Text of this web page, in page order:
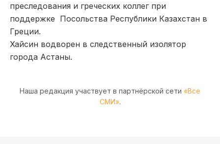
преследования и греческих коллег при
поддержке Посольства Республики Казахстан в
Греции.
Хайсин водворен в следственный изолятор
города Астаны.
Наша редакция участвует в партнёрской сети «Все
СМИ».